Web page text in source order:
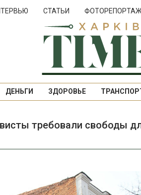
СТАТЬИ
ДЕНЬГИ ЗДОРОВЬЕ
требовали свободы